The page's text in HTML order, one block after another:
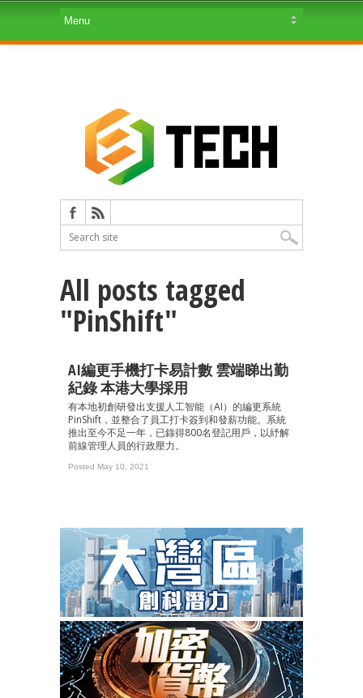
All posts tagged
"PinShift"
AI編更手機打卡易計數 雲端睇出勤
紀錄 本港大學採用
有本地初創研發出支援人工智能（AI）的編更系統
PinShift，並整合了員工打卡簽到和發薪功能。系統
推出至今不足一年，已錄得800名登記用戶，以紓解
前線管理人員的行政壓力。
Posted May 10, 2021